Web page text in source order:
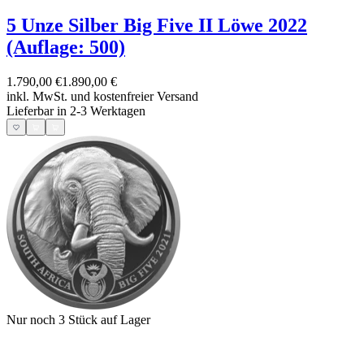
5 Unze Silber Big Five II Löwe 2022
(Auflage: 500)
1.790,00 €1.890,00 €
inkl. MwSt. und kostenfreier Versand
Lieferbar in 2-3 Werktagen
Nur noch 3 Stück auf Lager